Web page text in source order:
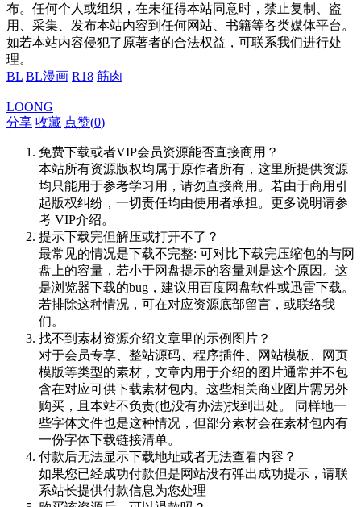
布。任何个人或组织，在未征得本站同意时，禁止复制、盗
用、采集、发布本站内容到任何网站、书籍等各类媒体平台。
如若本站内容侵犯了原著者的合法权益，可联系我们进行处
理。
BL BL漫画 R18 筋肉
LOONG
分享 收藏 点赞(0)
免费下载或者VIP会员资源能否直接商用？
本站所有资源版权均属于原作者所有，这里所提供资源
均只能用于参考学习用，请勿直接商用。若由于商用引
起版权纠纷，一切责任均由使用者承担。更多说明请参
考 VIP介绍。
提示下载完但解压或打开不了？
最常见的情况是下载不完整: 可对比下载完压缩包的与网
盘上的容量，若小于网盘提示的容量则是这个原因。这
是浏览器下载的bug，建议用百度网盘软件或迅雷下载。
若排除这种情况，可在对应资源底部留言，或联络我
们。
找不到素材资源介绍文章里的示例图片？
对于会员专享、整站源码、程序插件、网站模板、网页
模版等类型的素材，文章内用于介绍的图片通常并不包
含在对应可供下载素材包内。这些相关商业图片需另外
购买，且本站不负责(也没有办法)找到出处。 同样地一
些字体文件也是这种情况，但部分素材会在素材包内有
一份字体下载链接清单。
付款后无法显示下载地址或者无法查看内容？
如果您已经成功付款但是网站没有弹出成功提示，请联
系站长提供付款信息为您处理